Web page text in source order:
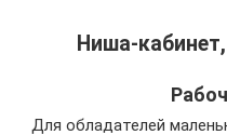
Ниша-
Для обладателей